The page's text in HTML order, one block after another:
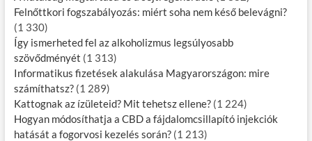
Felnőttkori fogszabályozás: miért soha nem késő belevágni?
(1 330)
Így ismerheted fel az alkoholizmus legsúlyosabb
szövődményét (1 313)
Informatikus fizetések alakulása Magyarországon: mire
számíthatsz? (1 289)
Kattognak az ízületeid? Mit tehetsz ellene? (1 224)
Hogyan módosíthatja a CBD a fájdalomcsillapító injekciók
hatását a fogorvosi kezelés során? (1 213)